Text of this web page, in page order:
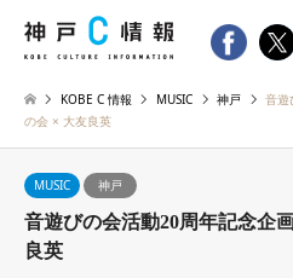
KOBE C 情報 MUSIC 神戸
音遊
の会 × 大友良英
MUSIC 神戸
音遊びの会活動20周年記念企
良英